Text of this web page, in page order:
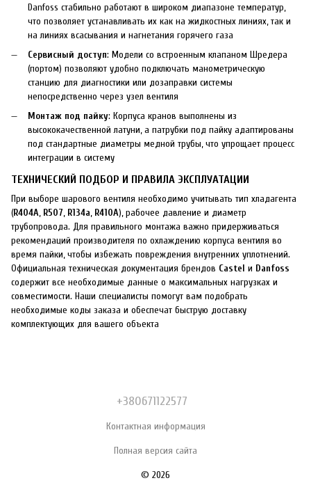
Danfoss стабильно работают в широком диапазоне температур,
что позволяет устанавливать их как на жидкостных линиях, так и
на линиях всасывания и нагнетания горячего газа
Сервисный доступ: Модели со встроенным клапаном Шредера
(портом) позволяют удобно подключать манометрическую
станцию для диагностики или дозаправки системы
непосредственно через узел вентиля
Монтаж под пайку: Корпуса кранов выполнены из
высококачественной латуни, а патрубки под пайку адаптированы
под стандартные диаметры медной трубы, что упрощает процесс
интеграции в систему
ТЕХНИЧЕСКИЙ ПОДБОР И ПРАВИЛА ЭКСПЛУАТАЦИИ
При выборе шарового вентиля необходимо учитывать тип хладагента
(R404A, R507, R134a, R410A), рабочее давление и диаметр
трубопровода. Для правильного монтажа важно придерживаться
рекомендаций производителя по охлаждению корпуса вентиля во
время пайки, чтобы избежать повреждения внутренних уплотнений.
Официальная техническая документация брендов Castel и Danfoss
содержит все необходимые данные о максимальных нагрузках и
совместимости. Наши специалисты помогут вам подобрать
необходимые коды заказа и обеспечат быструю доставку
комплектующих для вашего объекта
+380671122577
Контактная информация
Полная версия сайта
© 2026